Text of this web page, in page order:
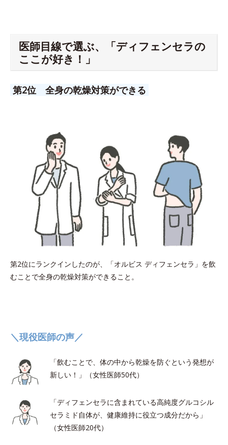
医師目線で選ぶ、「ディフェンセラの
ここが好き！」
第2位 全身の乾燥対策ができる
第2位にランクインしたのが、「オルビス ディフェンセラ」を飲
むことで全身の乾燥対策ができること。
＼現役医師の声／
「飲むことで、体の中から乾燥を防ぐという発想が
新しい！」（女性医師50代）
「ディフェンセラに含まれている高純度グルコシル
セラミド自体が、健康維持に役立つ成分だから」
（女性医師20代）